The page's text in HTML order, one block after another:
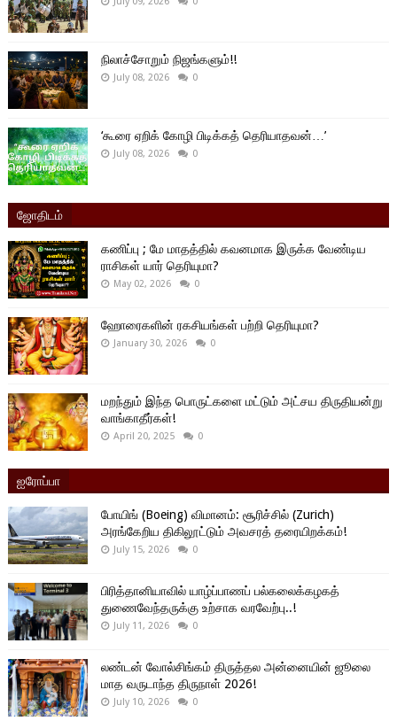
நிலாச்சோறும் நிஜங்களும்!!
July 08, 2026 0
‘கூரை ஏறிக் கோழி பிடிக்கத் தெரியாதவன்…’
July 08, 2026 0
ஜோதிடம்
கணிப்பு ; மே மாதத்தில் கவனமாக இருக்க வேண்டிய
ராசிகள் யார் தெரியுமா?
May 02, 2026 0
ஹோரைகளின் ரகசியங்கள் பற்றி தெரியுமா?
January 30, 2026 0
மறந்தும் இந்த பொருட்களை மட்டும் அட்சய திருதியன்று
வாங்காதீர்கள்!
April 20, 2025 0
ஐரோப்பா
போயிங் (Boeing) விமானம்: சூரிச்சில் (Zurich)
அரங்கேறிய திகிலூட்டும் அவசரத் தரையிறக்கம்!
July 15, 2026 0
பிரித்தானியாவில் யாழ்ப்பாணப் பல்கலைக்கழகத்
துணைவேந்தருக்கு உற்சாக வரவேற்பு..!
July 11, 2026 0
லண்டன் வோல்சிங்கம் திருத்தல அன்னையின் ஜூலை
மாத வருடாந்த திருநாள் 2026!
July 10, 2026 0